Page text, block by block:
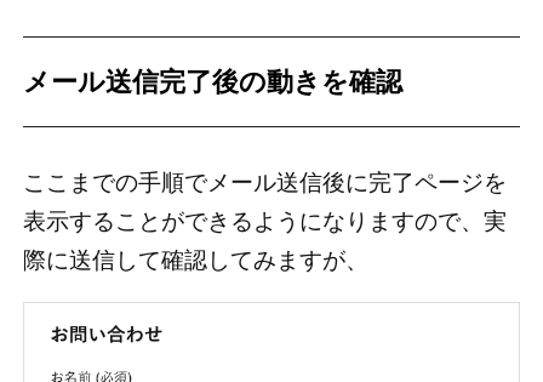
メール送信完了後の動きを確認
ここまでの手順でメール送信後に完了ページを
表示することができるようになりますので、実
際に送信して確認してみますが、